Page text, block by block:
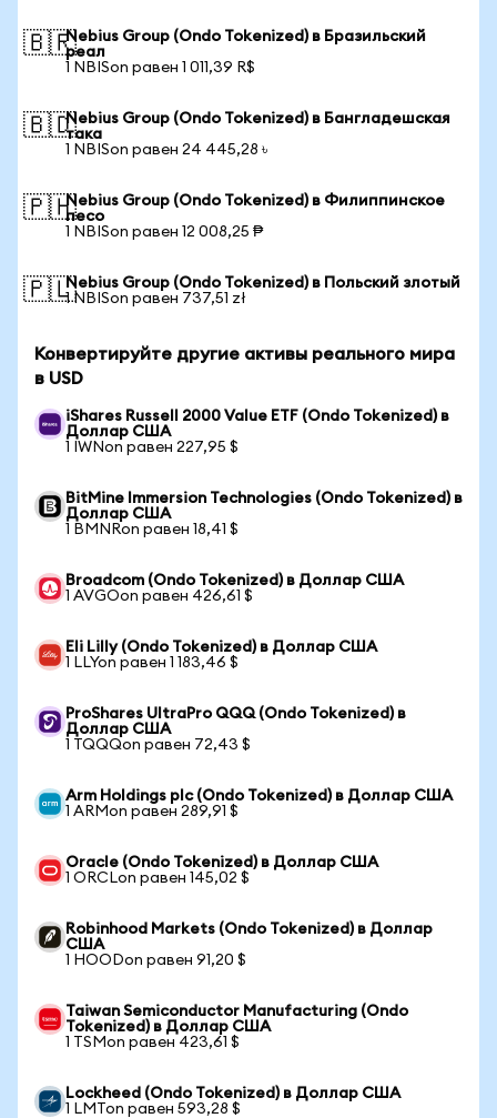
🇧🇷Nebius Group (Ondo Tokenized) в Бразильский
реал
1 NBISon равен 1 011,39 R$
🇧🇩Nebius Group (Ondo Tokenized) в Бангладешская
така
1 NBISon равен 24 445,28 ৳
🇵🇭Nebius Group (Ondo Tokenized) в Филиппинское
песо
1 NBISon равен 12 008,25 ₱
🇵🇱Nebius Group (Ondo Tokenized) в Польский злотый
1 NBISon равен 737,51 zł
Конвертируйте другие активы реального мира
в USD
iShares Russell 2000 Value ETF (Ondo Tokenized) в
Доллар США
1 IWNon равен 227,95 $
BitMine Immersion Technologies (Ondo Tokenized) в
Доллар США
1 BMNRon равен 18,41 $
Broadcom (Ondo Tokenized) в Доллар США
1 AVGOon равен 426,61 $
Eli Lilly (Ondo Tokenized) в Доллар США
1 LLYon равен 1 183,46 $
ProShares UltraPro QQQ (Ondo Tokenized) в
Доллар США
1 TQQQon равен 72,43 $
Arm Holdings plc (Ondo Tokenized) в Доллар США
1 ARMon равен 289,91 $
Oracle (Ondo Tokenized) в Доллар США
1 ORCLon равен 145,02 $
Robinhood Markets (Ondo Tokenized) в Доллар
США
1 HOODon равен 91,20 $
Taiwan Semiconductor Manufacturing (Ondo
Tokenized) в Доллар США
1 TSMon равен 423,61 $
Lockheed (Ondo Tokenized) в Доллар США
1 LMTon равен 593,28 $